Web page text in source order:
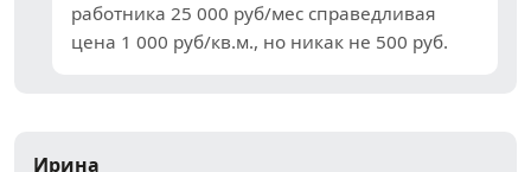
работника 25 000 руб/мес справедливая
цена 1 000 руб/кв.м., но никак не 500 руб.
Ирина